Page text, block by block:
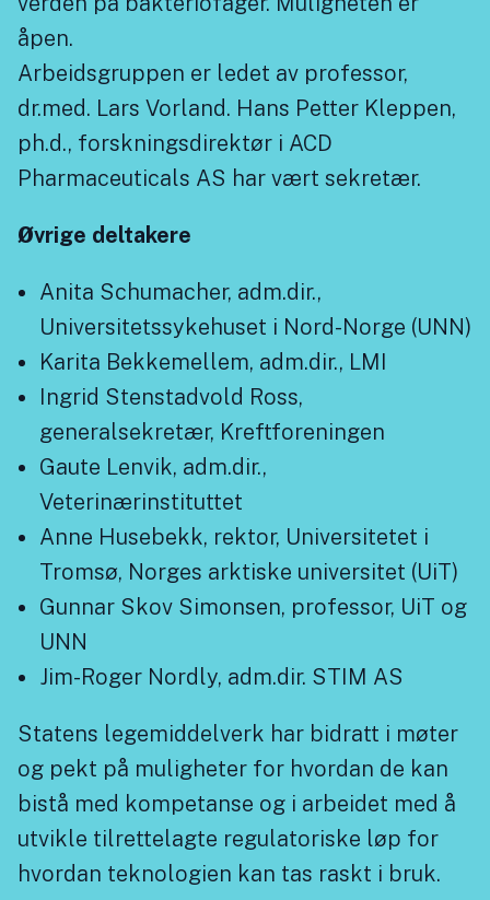
åpen.
Arbeidsgruppen er ledet av professor,
dr.med. Lars Vorland. Hans Petter Kleppen,
ph.d., forskningsdirektør i ACD
Pharmaceuticals AS har vært sekretær.
Øvrige deltakere
Anita Schumacher, adm.dir.,
Universitetssykehuset i Nord-Norge (UNN)
Karita Bekkemellem, adm.dir., LMI
Ingrid Stenstadvold Ross,
generalsekretær, Kreftforeningen
Gaute Lenvik, adm.dir.,
Veterinærinstituttet
Anne Husebekk, rektor, Universitetet i
Tromsø, Norges arktiske universitet (UiT)
Gunnar Skov Simonsen, professor, UiT og
UNN
Jim-Roger Nordly, adm.dir. STIM AS
Statens legemiddelverk har bidratt i møter
og pekt på muligheter for hvordan de kan
bistå med kompetanse og i arbeidet med å
utvikle tilrettelagte regulatoriske løp for
hvordan teknologien kan tas raskt i bruk.